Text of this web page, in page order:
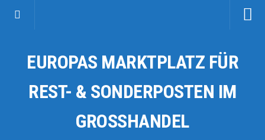
Kategorien
Auto & Motorrad
Fahrzeuge & Transport
EUROPAS MARKTPLATZ FÜR
REST- & SONDERPOSTEN IM
GROSSHANDEL